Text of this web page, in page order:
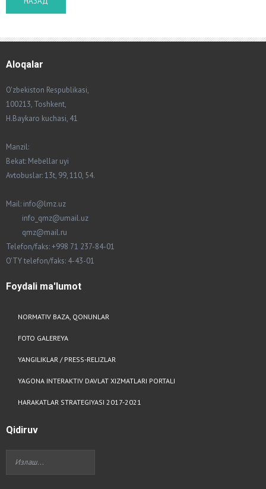
Aloqalar
O'zbekiston Respublikasi,
100213, Toshkent,
H.Baykaro kuchasi, 41
Manzil:
Bekat: Mebellar uyi
Avtobuslar: 13t, 99, 110, 54.
Mail: info@lmz.uz
info_qmz@umail.uz
qmz@mail.ru
Telefon/faks: +998 71 237-84-01
O'TY telefon/faks: 4-43-01
Foydali ma'lumot
NORMATIV BAZA, QONUNLAR
FOTO GALEREYA
YANGILIKLAR / PRESS-RELIZLAR
YAGONA INTERAKTIV DAVLAT XIZMATLARI PORTALI
HARAKATLAR STRATEGIYASI 2017-2021
Qidiruv